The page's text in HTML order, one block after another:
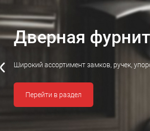
Мебельная
Петли, колеса, крючки, держатели
Перейти в раздел